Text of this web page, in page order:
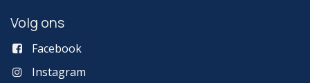
Volg ons
Facebook
Instagram